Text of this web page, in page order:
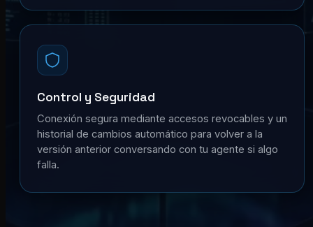
Control y Seguridad
Conexión segura mediante accesos revocables y un
historial de cambios automático para volver a la
versión anterior conversando con tu agente si algo
falla.